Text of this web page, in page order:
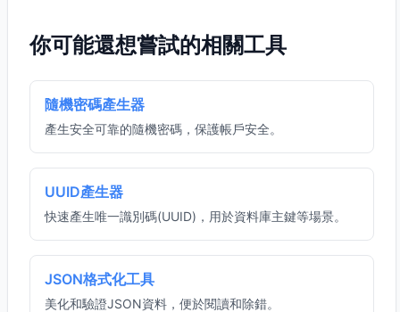
你可能還想嘗試的相關工具
隨機密碼產生器
產生安全可靠的隨機密碼，保護帳戶安全。
UUID產生器
快速產生唯一識別碼(UUID)，用於資料庫主鍵等場景。
JSON格式化工具
美化和驗證JSON資料，便於閱讀和除錯。